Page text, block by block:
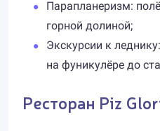
Парапланеризм:
горной долиной;
Экскурсии к
на фуникулёре до
Ресторан Piz